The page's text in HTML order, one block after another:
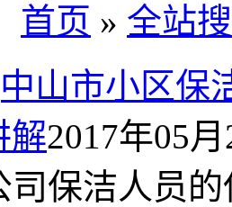
首页 » 全站
山市小区保
解2017年05
司保洁人员